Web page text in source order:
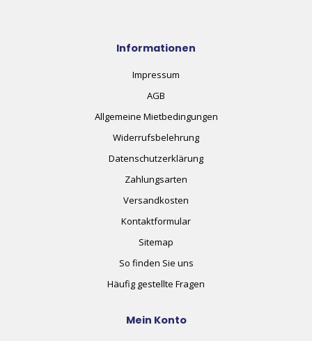
Informationen
Impressum
AGB
Allgemeine Mietbedingungen
Widerrufsbelehrung
Datenschutzerklärung
Zahlungsarten
Versandkosten
Kontaktformular
Sitemap
So finden Sie uns
Häufig gestellte Fragen
Mein Konto